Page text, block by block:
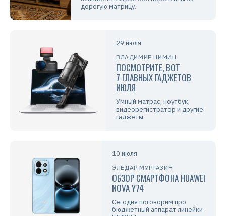
дорогую матрицу.
29 июля
ВЛАДИМИР НИМИН
ПОСМОТРИТЕ, ВОТ
7 ГЛАВНЫХ ГАДЖЕТОВ
ИЮЛЯ
Умный матрас, ноутбук,
видеорегистратор и другие
гаджеты.
10 июля
ЭЛЬДАР МУРТАЗИН
ОБЗОР СМАРТФОНА HUAWEI
NOVA Y74
Сегодня поговорим про
бюджетный аппарат линейки